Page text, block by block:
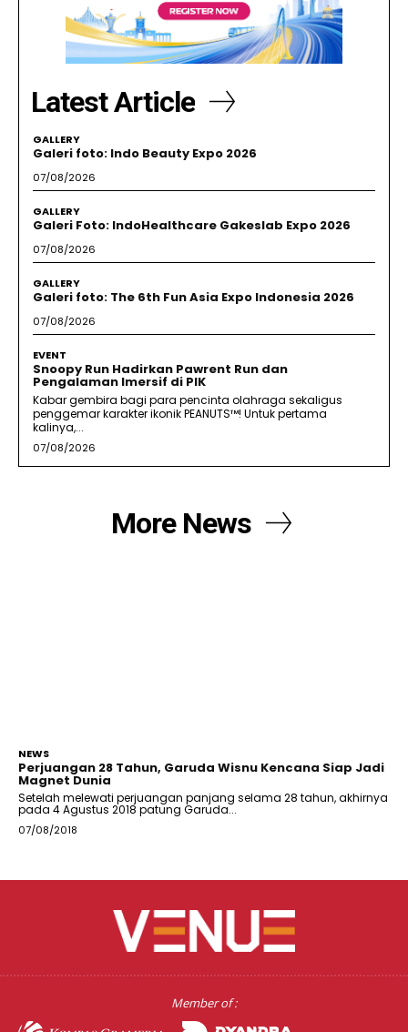
Latest Article
GALLERY
Galeri foto: Indo Beauty Expo 2026
07/08/2026
GALLERY
Galeri Foto: IndoHealthcare Gakeslab Expo 2026
07/08/2026
GALLERY
Galeri foto: The 6th Fun Asia Expo Indonesia 2026
07/08/2026
EVENT
Snoopy Run Hadirkan Pawrent Run dan
Pengalaman Imersif di PIK
Kabar gembira bagi para pencinta olahraga sekaligus
penggemar karakter ikonik PEANUTS™! Untuk pertama
kalinya,...
07/08/2026
More News
NEWS
Perjuangan 28 Tahun, Garuda Wisnu Kencana Siap Jadi
Magnet Dunia
Setelah melewati perjuangan panjang selama 28 tahun, akhirnya
pada 4 Agustus 2018 patung Garuda...
07/08/2018
Member of :